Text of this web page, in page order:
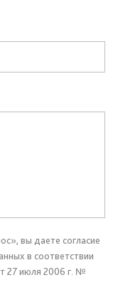
вы даете согласие
в соответствии
27 июля 2006 г. №